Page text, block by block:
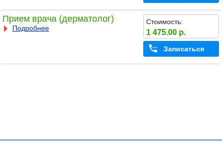
Прием врача (дерматолог)
Подробнее
Стоимость:
1 475.00 р.
Записаться